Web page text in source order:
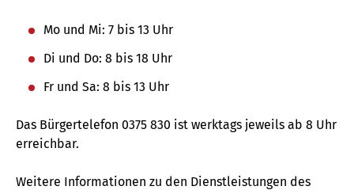
Mo und Mi: 7 bis 13 Uhr
Di und Do: 8 bis 18 Uhr
Fr und Sa: 8 bis 13 Uhr
Das Bürgertelefon 0375 830 ist werktags jeweils ab 8 Uhr
erreichbar.
Weitere Informationen zu den Dienstleistungen des